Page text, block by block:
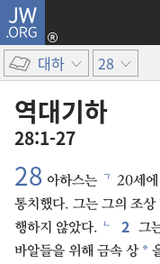
JW.ORG
대하 28
역대기하
28:1-27
28 아하스는 ㄱ 20세
통치했다. 그는 그의 조
행하지 않았다. ㄴ 2 그
바알들을 위해 금속 상 *